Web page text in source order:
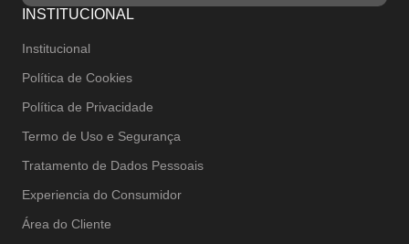
INSTITUCIONAL
Institucional
Política de Cookies
Política de Privacidade
Termo de Uso e Segurança
Tratamento de Dados Pessoais
Experiencia do Consumidor
Área do Cliente